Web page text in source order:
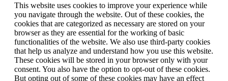
This website uses cookies to improve your experience while
you navigate through the website. Out of these cookies, the
cookies that are categorized as necessary are stored on your
browser as they are essential for the working of basic
functionalities of the website. We also use third-party cookies
that help us analyze and understand how you use this website.
These cookies will be stored in your browser only with your
consent. You also have the option to opt-out of these cookies.
But opting out of some of these cookies may have an effect